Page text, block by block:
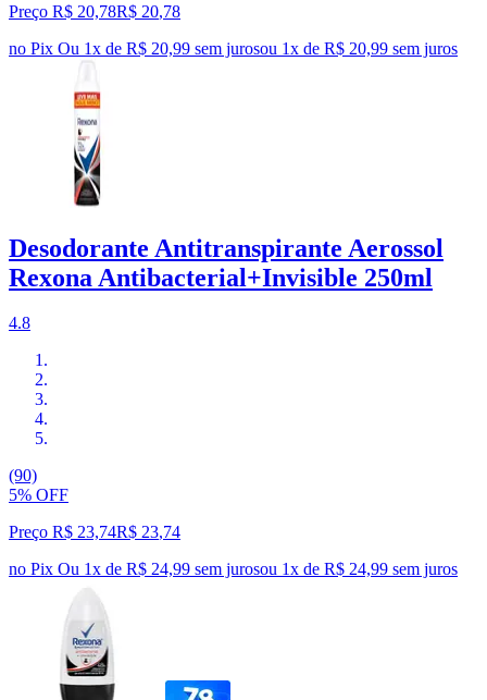
Preço R$ 20,78R$ 20,78
no Pix Ou 1x de R$ 20,99 sem jurosou 1x de R$ 20,99 sem juros
Desodorante Antitranspirante Aerossol
Rexona Antibacterial+Invisible 250ml
4.8
(90)
5% OFF
Preço R$ 23,74R$ 23,74
no Pix Ou 1x de R$ 24,99 sem jurosou 1x de R$ 24,99 sem juros